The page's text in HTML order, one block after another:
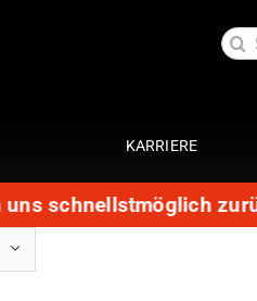
Exterieur
KARRIERE
schnellstmöglich